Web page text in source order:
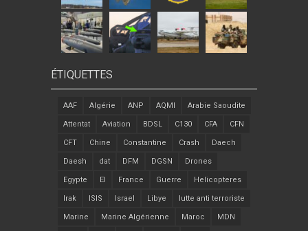
ÉTIQUETTES
AAF Algérie ANP AQMI Arabie Saoudite
Attentat Aviation BDSL C130 CFA CFN
CFT Chine Constantine Crash Daech
Daesh dat DFM DGSN Drones
Egypte EI France Guerre Helicopteres
Irak ISIS Israel Libye lutte anti terroriste
Marine Marine Algérienne Maroc MDN